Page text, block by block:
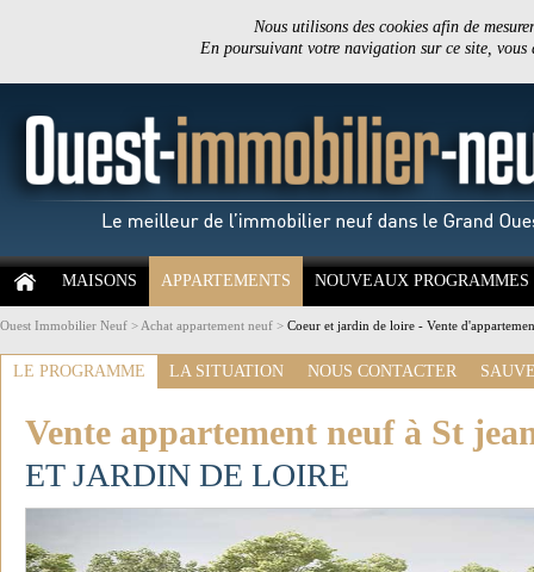
Nous utilisons des cookies afin de
En poursuivant votre navigation sur ce site,
MAISONS APPARTEMENTS NOUVEAUX PROGRAMMES
Ouest Immobilier Neuf > Achat appartement neuf > Coeur et jardin de loire - Vente
LE PROGRAMME LA SITUATION NOUS CONTACTER
Vente appartement neuf à St
ET JARDIN DE LOIRE